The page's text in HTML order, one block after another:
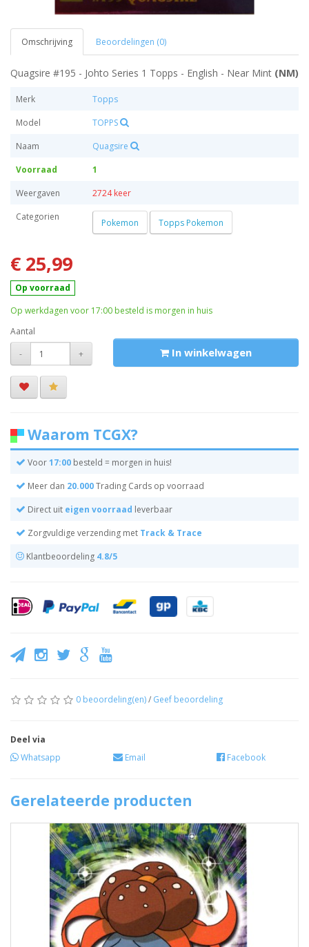
Omschrijving Beoordelingen (0)
Quagsire #195 - Johto Series 1 Topps - English - Near Mint (NM)
Merk
Topps
Model
TOPPS
Naam
Quagsire
Voorraad
1
Weergaven
2724 keer
Categorien
Pokemon Topps Pokemon
€ 25,99
Op voorraad
Op werkdagen voor 17:00 besteld is morgen in huis
Aantal
-
+ In winkelwagen
Waarom TCGX?
Voor17:00 besteld = morgen in huis!
Meer dan 20.000Trading Cards op voorraad
Direct uit eigen voorraad leverbaar
Zorgvuldige verzending met Track & Trace
Klantbeoordeling 4.8/5
0 beoordeling(en)/ Geef beoordeling
Deel via
Whatsapp
Email Facebook
Gerelateerde producten